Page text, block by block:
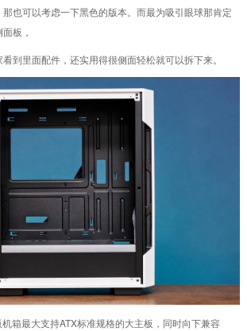
也可以考虑一下黑色的版本。而最为吸引眼球那肯定
板，
到里面配件，还实用得很侧面轻松就可以拆下来。
箱最大支持ATX标准规格的大主板，同时向下兼容